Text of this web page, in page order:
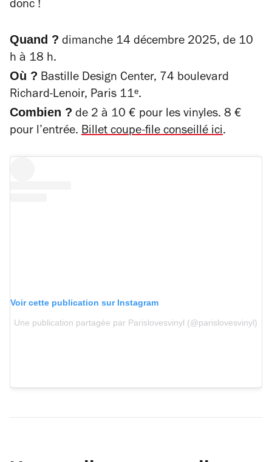
donc !
Quand ? dimanche 14 décembre 2025, de 10
h à 18 h.
Où ? Bastille Design Center, 74 boulevard
Richard-Lenoir, Paris 11ᵉ.
Combien ? de 2 à 10 € pour les vinyles. 8 €
pour l’entrée. Billet coupe-file conseillé ici.
Voir cette publication sur Instagram
Une publication partagée par Parislovesvinyl (@parislovesvinyl)